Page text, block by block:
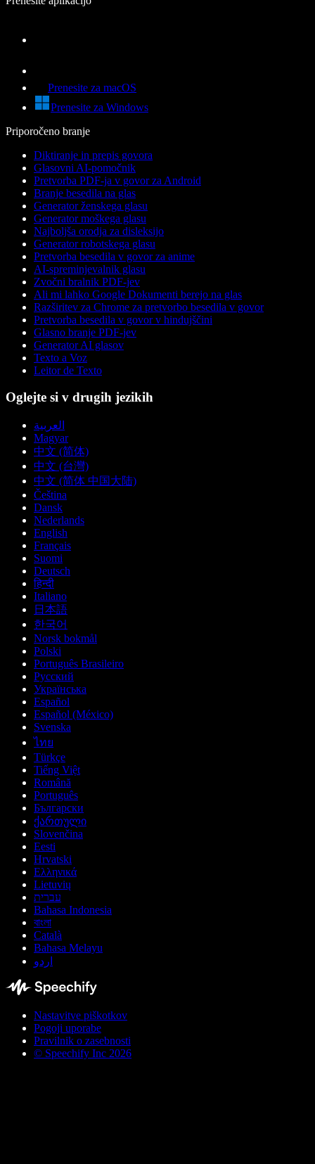
Prenesite za macOS
Prenesite za Windows
Priporočeno branje
Diktiranje in prepis govora
Glasovni AI-pomočnik
Pretvorba PDF-ja v govor za Android
Branje besedila na glas
Generator ženskega glasu
Generator moškega glasu
Najboljša orodja za disleksijo
Generator robotskega glasu
Pretvorba besedila v govor za anime
AI-spreminjevalnik glasu
Zvočni bralnik PDF-jev
Ali mi lahko Google Dokumenti berejo na glas
Razširitev za Chrome za pretvorbo besedila v govor
Pretvorba besedila v govor v hindujščini
Glasno branje PDF-jev
Generator AI glasov
Texto a Voz
Leitor de Texto
Oglejte si v drugih jezikih
العربية
Magyar
中文 (简体)
中文 (台灣)
中文 (简体 中国大陆)
Čeština
Dansk
Nederlands
English
Français
Suomi
Deutsch
हिन्दी
Italiano
日本語
한국어
Norsk bokmål
Polski
Português Brasileiro
Русский
Українська
Español
Español (México)
Svenska
ไทย
Türkçe
Tiếng Việt
Română
Português
Български
ქართული
Slovenčina
Eesti
Hrvatski
Ελληνικά
Lietuvių
עברית
Bahasa Indonesia
বাংলা
Català
Bahasa Melayu
اردو
Nastavitve piškotkov
Pogoji uporabe
Pravilnik o zasebnosti
© Speechify Inc 2026